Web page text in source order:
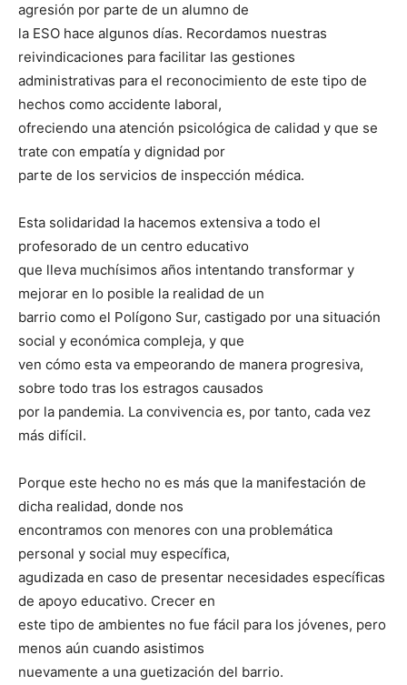
agresión por parte de un alumno de
la ESO hace algunos días. Recordamos nuestras
reivindicaciones para facilitar las gestiones
administrativas para el reconocimiento de este tipo de
hechos como accidente laboral,
ofreciendo una atención psicológica de calidad y que se
trate con empatía y dignidad por
parte de los servicios de inspección médica.
Esta solidaridad la hacemos extensiva a todo el
profesorado de un centro educativo
que lleva muchísimos años intentando transformar y
mejorar en lo posible la realidad de un
barrio como el Polígono Sur, castigado por una situación
social y económica compleja, y que
ven cómo esta va empeorando de manera progresiva,
sobre todo tras los estragos causados
por la pandemia. La convivencia es, por tanto, cada vez
más difícil.
Porque este hecho no es más que la manifestación de
dicha realidad, donde nos
encontramos con menores con una problemática
personal y social muy específica,
agudizada en caso de presentar necesidades específicas
de apoyo educativo. Crecer en
este tipo de ambientes no fue fácil para los jóvenes, pero
menos aún cuando asistimos
nuevamente a una guetización del barrio.